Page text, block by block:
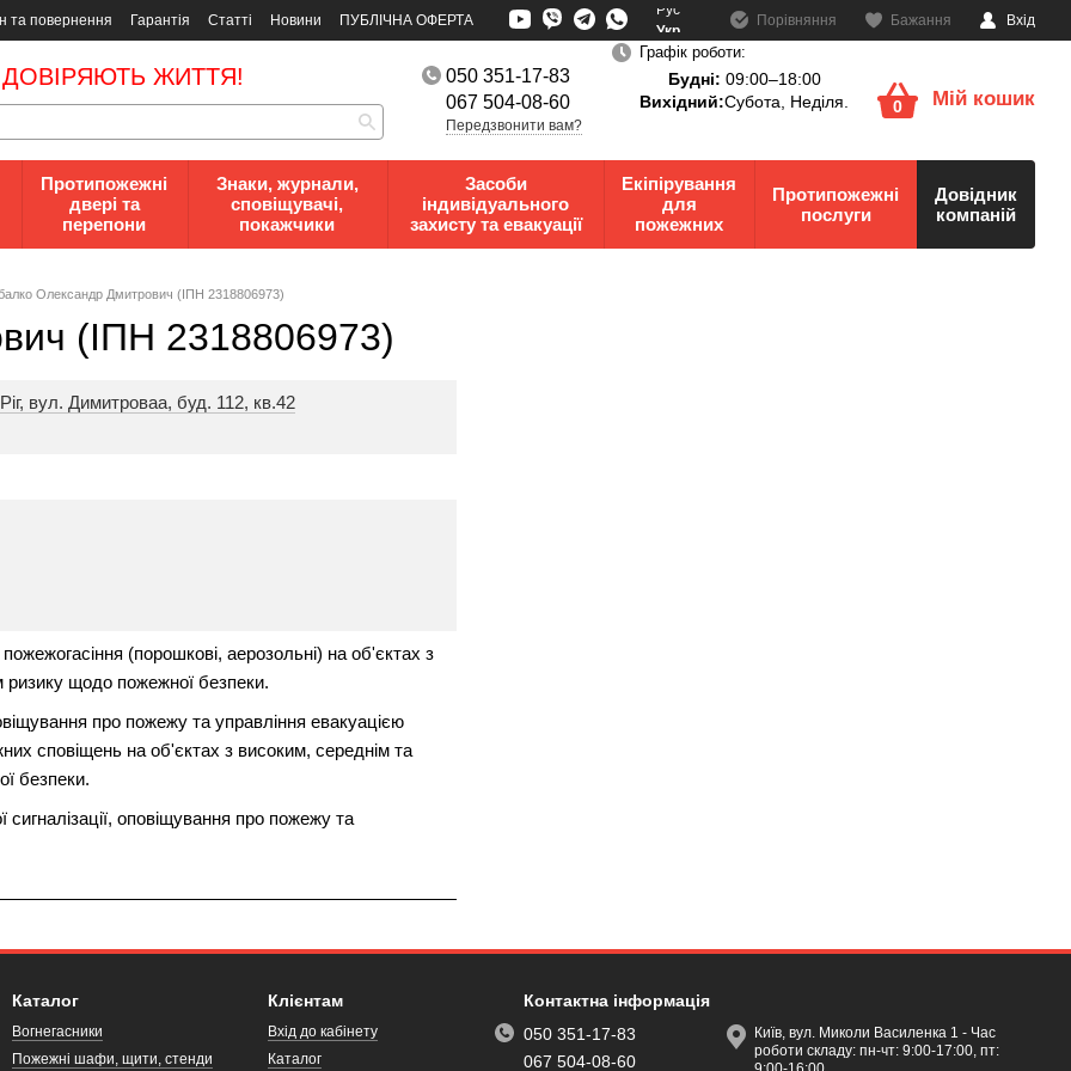
та повернення Гарантія Статті Новини
ПУБЛІЧНА ОФЕРТА
Рус
Укр
Порівняння Бажання Вхід
ЖИТТЯ!
050 351-17-83
067 504-08-60
Передзвонити вам?
Графік роботи:
Будні: 09:00–18:00
Вихідний:Субота, Неділя. 0 Мій кошик
Протипожежні
двері та
перепони
Знаки, журнали,
сповіщувачі,
покажчики
Засоби
індивідуального
захисту та евакуації
Екіпірування
для
пожежних
Протипожежні
послуги
Довідник
компаній
Олександр Дмитрович (ІПН 2318806973)
(ІПН 2318806973)
вул. Димитроваа, буд. 112, кв.42
(порошкові, аерозольні) на об'єктах з
ризику щодо пожежної безпеки.
про пожежу та управління евакуацією
сповіщень на об'єктах з високим, середнім та
безпеки.
оповіщування про пожежу та
Каталог
Вогнегасники
Пожежні шафи, щити, стенди
Клієнтам
Вхід до кабінету
Каталог
Контактна інформація
050 351-17-83
067 504-08-60
Київ, вул. Миколи Василенка 1 - Час
роботи складу: пн-чт: 9:00-17:00, пт: